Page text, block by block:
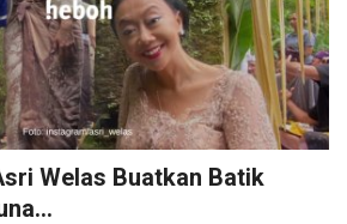
Welas Buatkan Batik